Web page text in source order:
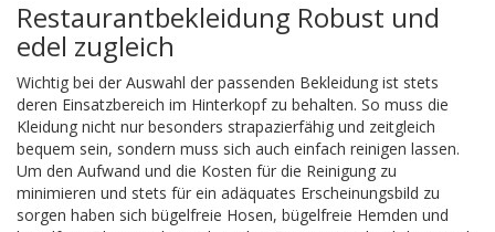
Restaurantbekleidung Robust und
edel zugleich
Wichtig bei der Auswahl der passenden Bekleidung ist stets
deren Einsatzbereich im Hinterkopf zu behalten. So muss die
Kleidung nicht nur besonders strapazierfähig und zeitgleich
bequem sein, sondern muss sich auch einfach reinigen lassen.
Um den Aufwand und die Kosten für die Reinigung zu
minimieren und stets für ein adäquates Erscheinungsbild zu
sorgen haben sich bügelfreie Hosen, bügelfreie Hemden und